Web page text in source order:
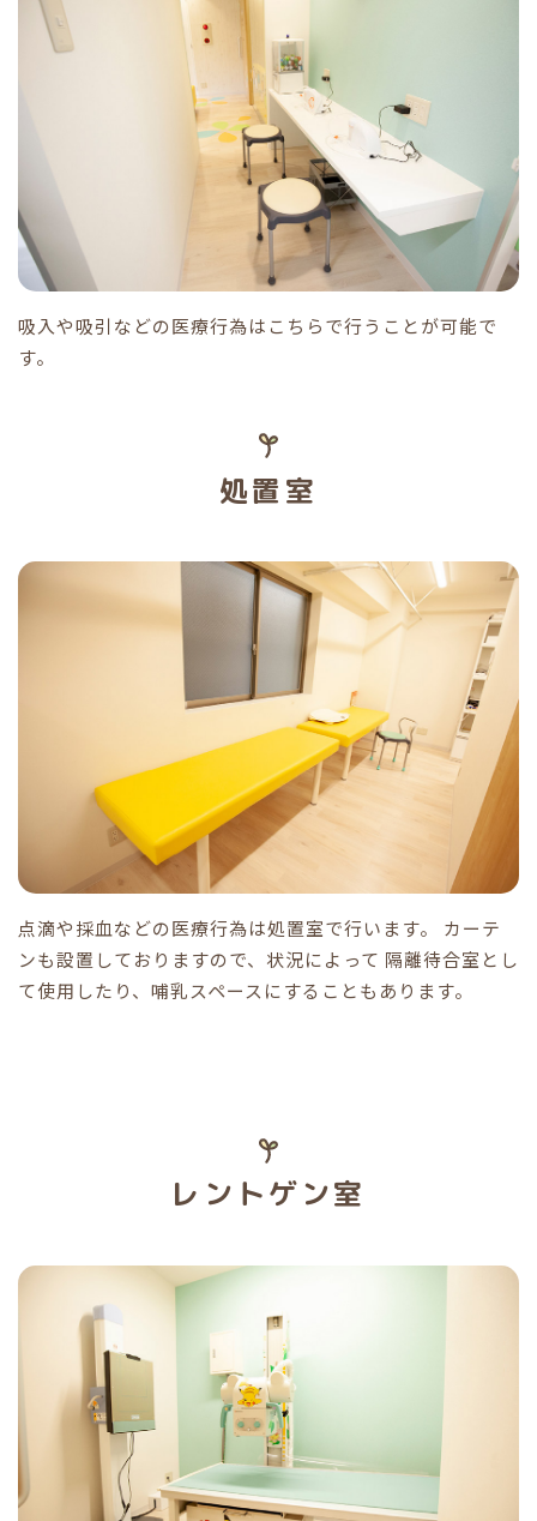
吸入や吸引などの医療行為はこちらで行うことが可能で
す。
処置室
点滴や採血などの医療行為は処置室で行います。 カーテ
ンも設置しておりますので、状況によって 隔離待合室とし
て使用したり、哺乳スペースにすることもあります。
レントゲン室